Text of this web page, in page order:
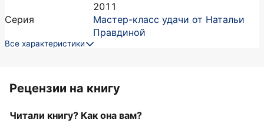
2011
Серия
Мастер-класс удачи от Натальи
Правдиной
Все характеристики
Рецензии на книгу
Читали книгу? Как она вам?